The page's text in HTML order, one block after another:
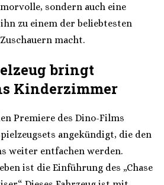
sondern auch eine
zu einem der beliebtesten
macht.
bringt
Kinderzimmer
Premiere des Dino-Films
angekündigt, die den
weiter entfachen werden.
ist die Einführung des „Chase